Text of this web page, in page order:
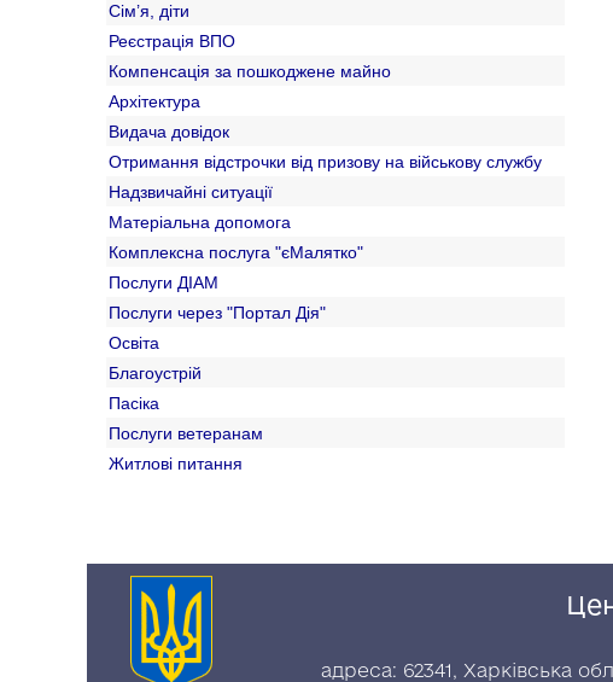
Сім’я, діти
Реєстрація ВПО
Компенсація за пошкоджене майно
Архітектура
Видача довідок
Отримання відстрочки від призову на військову службу
Надзвичайні ситуації
Матеріальна допомога
Комплексна послуга "єМалятко"
Послуги ДІАМ
Послуги через "Портал Дія"
Освіта
Благоустрій
Пасіка
Послуги ветеранам
Житлові питання
адреса: 62341, Харківська